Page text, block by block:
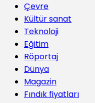
Çevre
Kültür sanat
Teknoloji
Eğitim
Röportaj
Dünya
Magazin
Fındık fiyatları